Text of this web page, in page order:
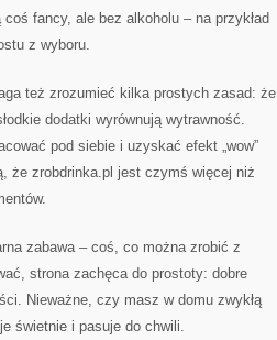
fancy, ale bez alkoholu – na przykład
z wyboru.
też zrozumieć kilka prostych zasad: że
dodatki wyrównują wytrawność.
pod siebie i uzyskać efekt „wow”
że zrobdrinka.pl jest czymś więcej niż
zabawa – coś, co można zrobić z
strona zachęca do prostoty: dobre
Nieważne, czy masz w domu zwykłą
świetnie i pasuje do chwili.